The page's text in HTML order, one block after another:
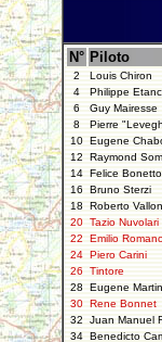
N° Piloto
2 Louis Chiron
4
Philippe
6
Guy Mairesse
8
Pierre
10 Eugene
12
Raymond
14 Felice Bonetto
16 Bruno Sterzi
18 Roberto
20 Tazio Nuvolari
22
Emilio
24 Piero Carini
26 Tintore
28 Eugene Martin
30 Rene Bonnet
32
Juan Manuel
34 Benedicto